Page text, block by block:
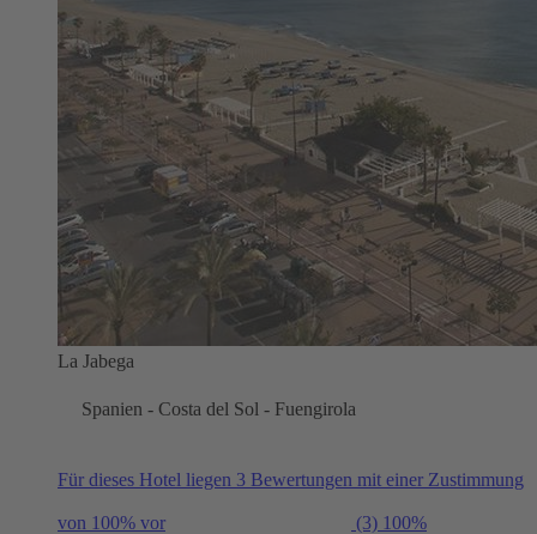
La Jabega
Spanien - Costa del Sol - Fuengirola
Für dieses Hotel liegen 3 Bewertungen mit einer Zustimmung
von 100% vor (3) 100%